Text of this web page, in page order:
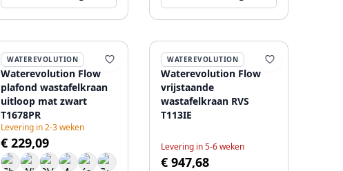
WATEREVOLUTION
Waterevolution Flow
plafond wastafelkraan
uitloop mat zwart
T1678PR
Levering in 2-3 weken
€ 229,09
WATEREVOLUTION
Waterevolution Flow
vrijstaande
wastafelkraan RVS
T113IE
Levering in 5-6 weken
€ 947,68